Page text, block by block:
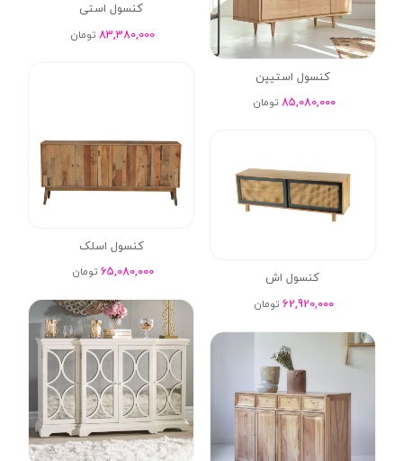
کنسول استی
83,380,000 تومان
کنسول استیپن
85,080,000 تومان
کنسول اسلک
65,080,000 تومان
کنسول اش
62,920,000 تومان